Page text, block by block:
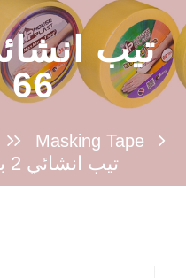
66 يارده
Masking Tape
تيب انشائي 2 بوصه - 66 يارده